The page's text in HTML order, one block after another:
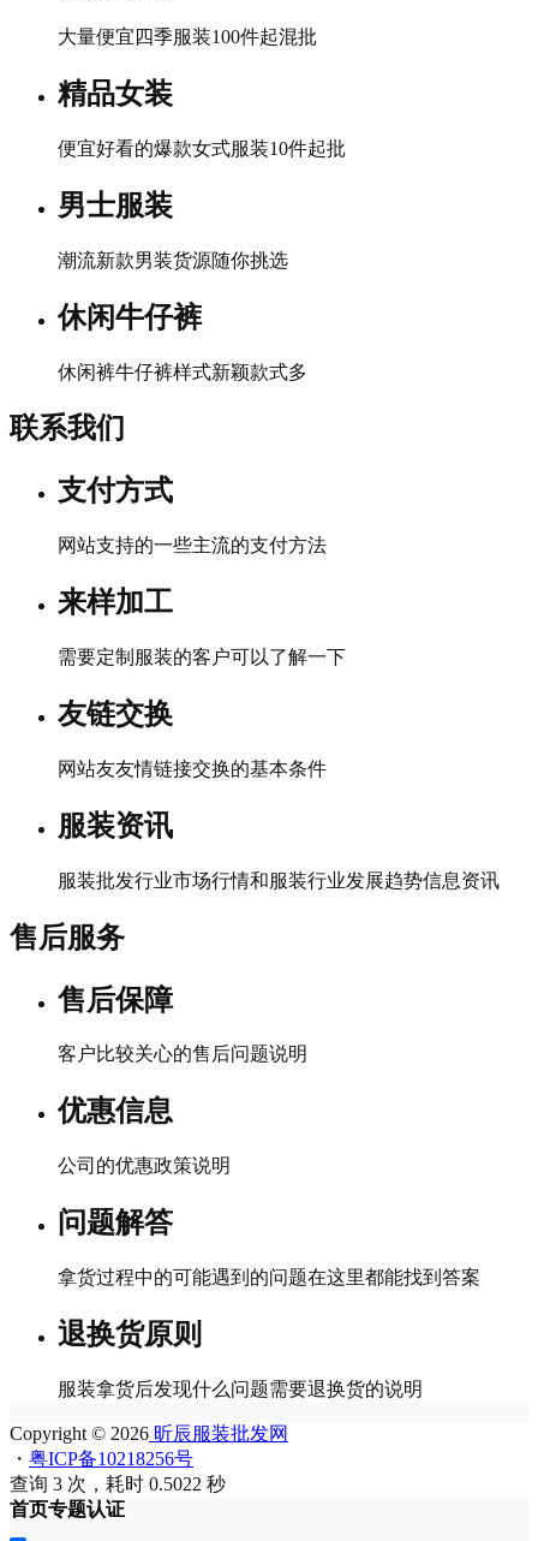
大量便宜四季服装100件起混批
精品女装
便宜好看的爆款女式服装10件起批
男士服装
潮流新款男装货源随你挑选
休闲牛仔裤
休闲裤牛仔裤样式新颖款式多
联系我们
支付方式
网站支持的一些主流的支付方法
来样加工
需要定制服装的客户可以了解一下
友链交换
网站友友情链接交换的基本条件
服装资讯
服装批发行业市场行情和服装行业发展趋势信息资讯
售后服务
售后保障
客户比较关心的售后问题说明
优惠信息
公司的优惠政策说明
问题解答
拿货过程中的可能遇到的问题在这里都能找到答案
退换货原则
服装拿货后发现什么问题需要退换货的说明
Copyright © 2026 昕辰服装批发网
・ 粤ICP备10218256号
查询 3 次，耗时 0.5022 秒
首页专题认证